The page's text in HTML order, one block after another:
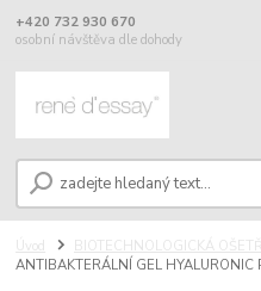
+420 732 930 670
osobní návštěva dle dohody
Úvod
BIOTECHNOLOGICKÁ
ANTIBAKTERÁLNÍ GEL HYALURONIC